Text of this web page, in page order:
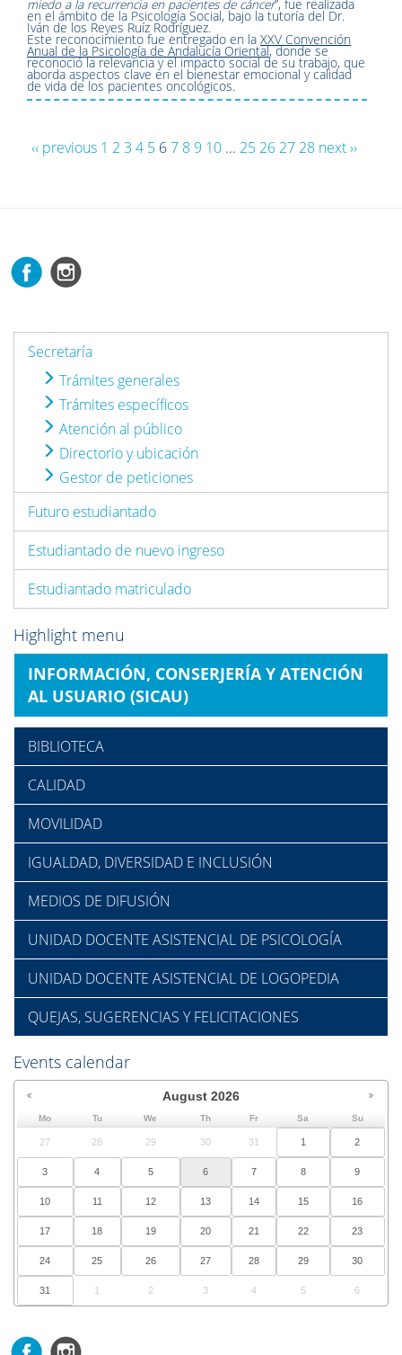
miedo a la recurrencia en pacientes de cáncer”, fue realizada
en el ámbito de la Psicología Social, bajo la tutoría del Dr.
Iván de los Reyes Ruíz Rodríguez.
Este reconocimiento fue entregado en la XXV Convención
Anual de la Psicología de Andalucía Oriental, donde se
reconoció la relevancia y el impacto social de su trabajo, que
aborda aspectos clave en el bienestar emocional y calidad
de vida de los pacientes oncológicos.
‹‹ previous 1 2 3 4 5 6 7 8 9 10... 25 26 27 28 next ››
Secretaría
Trámites generales
Trámites específicos
Atención al público
Directorio y ubicación
Gestor de peticiones
Futuro estudiantado
Estudiantado de nuevo ingreso
Estudiantado matriculado
Highlight menu
INFORMACIÓN, CONSERJERÍA Y ATENCIÓN
AL USUARIO (SICAU)
BIBLIOTECA
CALIDAD
MOVILIDAD
IGUALDAD, DIVERSIDAD E INCLUSIÓN
MEDIOS DE DIFUSIÓN
UNIDAD DOCENTE ASISTENCIAL DE PSICOLOGÍA
UNIDAD DOCENTE ASISTENCIAL DE LOGOPEDIA
QUEJAS, SUGERENCIAS Y FELICITACIONES
Events calendar
August 2026
Mo Tu We Th Fr Sa Su
27 28 29 30 31 1 2
3 4 5 6 7 8 9
10 11 12 13 14 15 16
17 18 19 20 21 22 23
24 25 26 27 28 29 30
31 1 2 3 4 5 6